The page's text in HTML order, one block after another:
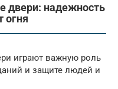
двери: надежность
огня
играют важную роль
и защите людей и